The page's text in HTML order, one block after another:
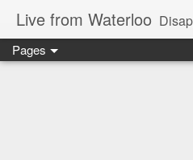
Live from Waterloo
Pages